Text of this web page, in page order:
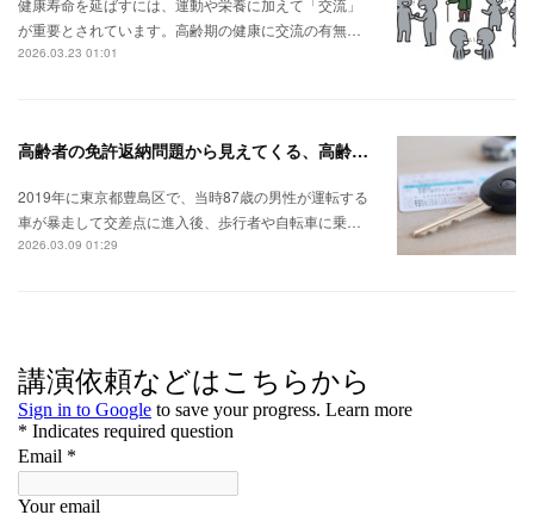
健康寿命を延ばすには、運動や栄養に加えて「交流」
が重要とされています。高齢期の健康に交流の有無…
2026.03.23 01:01
高齢者の免許返納問題から見えてくる、高齢期に相応しい住環境とは？
2019年に東京都豊島区で、当時87歳の男性が運転する
車が暴走して交差点に進入後、歩行者や自転車に乗…
2026.03.09 01:29